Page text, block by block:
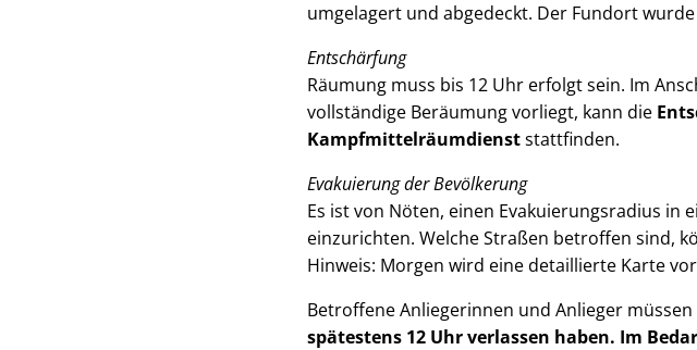
umgelagert und abgedeckt. Der Fundort
Entschärfung
Räumung muss bis 12 Uhr erfolgt sein. Im
vollständige Beräumung vorliegt, kann die
Kampfmittelräumdienststattfinden.
Evakuierung der Bevölkerung
Es ist von Nöten, einen Evakuierungsradius in
einzurichten. Welche Straßen betroffen sind,
Hinweis: Morgen wird eine detaillierte Karte
Betroffene Anliegerinnen und Anlieger müssen
spätestens 12 Uhr verlassen haben. Im